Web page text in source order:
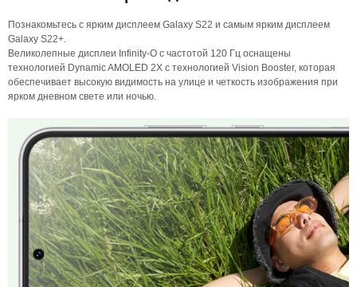
Познакомьтесь с ярким дисплеем Galaxy S22 и самым ярким дисплеем
Galaxy S22+.
Великолепные дисплеи Infinity-O с частотой 120 Гц оснащены
технологией Dynamic AMOLED 2X с технологией Vision Booster, которая
обеспечивает высокую видимость на улице и четкость изображения при
ярком дневном свете или ночью.